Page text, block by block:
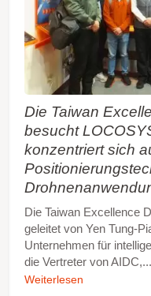
Die Taiwan
besucht
konzentriert sich
Die Taiwan Excellence
geleitet von Yen Tung-
Unternehmen für
die Vertreter von AIDC,...
Weiterlesen